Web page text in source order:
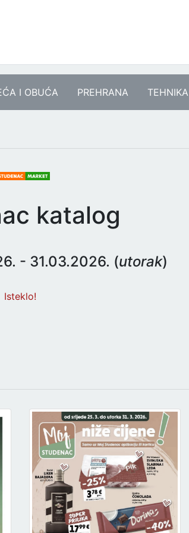
I OBUĆA PREHRANA TEHNIKA
katalog
- 31.03.2026. (utorak)
Isteklo!